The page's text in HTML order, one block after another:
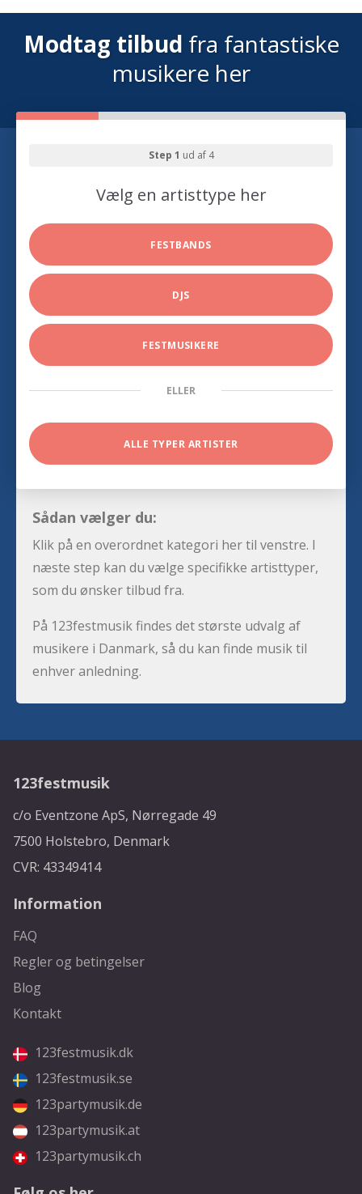
Modtag tilbud fra fantastiske
musikere her
Step 1 ud af 4
Vælg en artisttype her
FESTBANDS
DJS
FESTMUSIKERE
ELLER
ALLE TYPER ARTISTER
Sådan vælger du:
Klik på en overordnet kategori her til venstre. I
næste step kan du vælge specifikke artisttyper,
som du ønsker tilbud fra.
På 123festmusik findes det største udvalg af
musikere i Danmark, så du kan finde musik til
enhver anledning.
123festmusik
c/o Eventzone ApS, Nørregade 49
7500 Holstebro, Denmark
CVR: 43349414
Information
FAQ
Regler og betingelser
Blog
Kontakt
123festmusik.dk
123festmusik.se
123partymusik.de
123partymusik.at
123partymusik.ch